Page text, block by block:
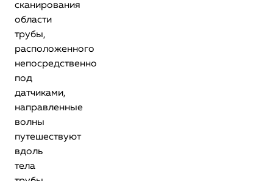
сканирования
области
трубы,
расположенного
непосредственно
под
датчиками,
направленные
волны
путешествуют
вдоль
тела